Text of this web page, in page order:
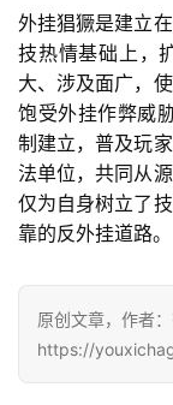
外挂猖獗是建立
技热情基础上，
大、涉及面广，
饱受外挂作弊威
制建立，普及玩
法单位，共同从
仅为自身树立了
靠的反外挂道路。
原创文章，作者
https://